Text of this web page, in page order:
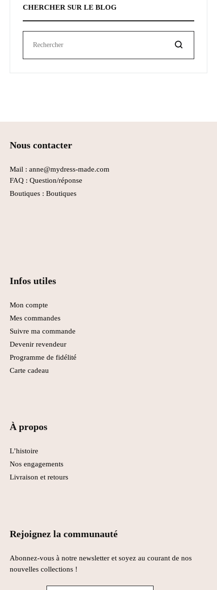
CHERCHER SUR LE BLOG
Rechercher
Nous contacter
Mail : anne@mydress-made.com
FAQ : Question/réponse
Boutiques : Boutiques
Infos utiles
Mon compte
Mes commandes
Suivre ma commande
Devenir revendeur
Programme de fidélité
Carte cadeau
À propos
L’histoire
Nos engagements
Livraison et retours
Rejoignez la communauté
Abonnez-vous à notre newsletter et soyez au courant de nos
nouvelles collections !